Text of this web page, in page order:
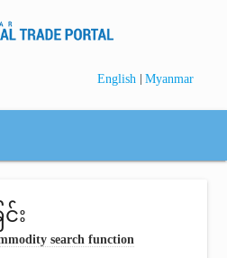
English | Myanmar
း
search function